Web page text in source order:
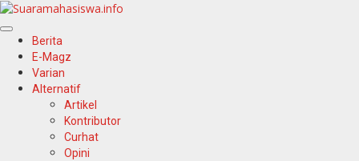
Skip
to
content
Primary
Menu
Berita
E-Magz
Varian
Alternatif
Artikel
Kontributor
Curhat
Opini